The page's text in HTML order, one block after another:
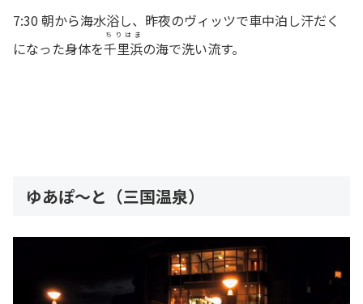
7:30 朝から海水浴し、昨夜のヴィッツで車中泊し汗だく
になった身体を千里浜
ちりはま
の海で洗い流す。
ゆあぽ～と（三国温泉）